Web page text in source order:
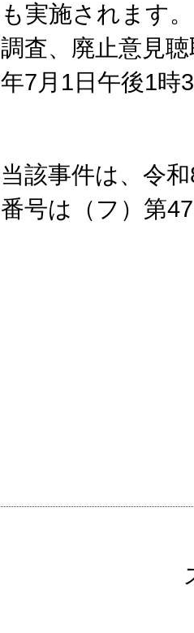
も実施されます
調査、廃止意見
年7月1日午後1時
当該事件は、令
番号は（フ）第